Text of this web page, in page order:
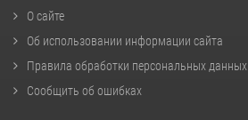
О сайте
Об использовании информации сайта
Правила обработки персональных данных
Сообщить об ошибках